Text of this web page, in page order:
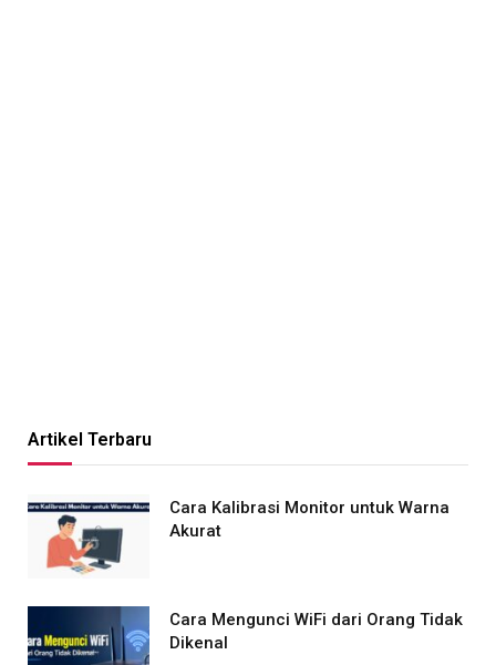
Artikel Terbaru
Cara Kalibrasi Monitor untuk Warna
Akurat
Cara Mengunci WiFi dari Orang Tidak
Dikenal